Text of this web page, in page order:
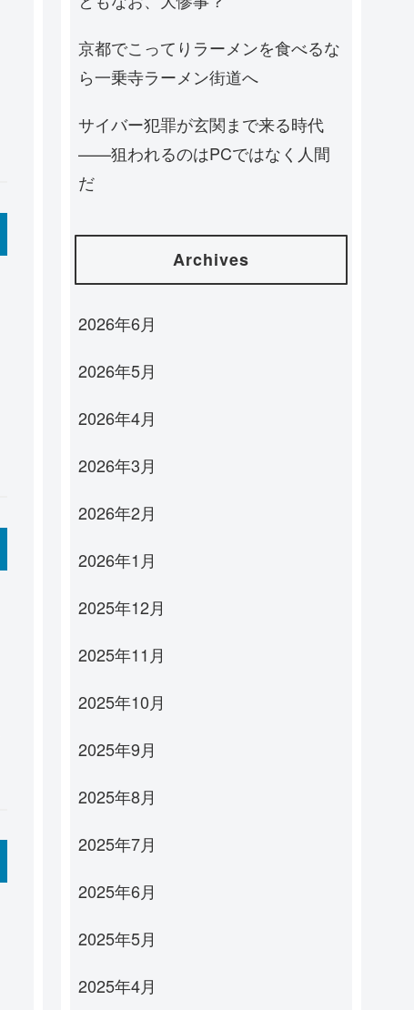
京都でこってりラーメンを食べるな
ら一乗寺ラーメン街道へ
サイバー犯罪が玄関まで来る時代
——狙われるのはPCではなく人間
だ
Archives
2026年6月
2026年5月
2026年4月
2026年3月
2026年2月
2026年1月
2025年12月
2025年11月
2025年10月
2025年9月
2025年8月
2025年7月
2025年6月
2025年5月
2025年4月